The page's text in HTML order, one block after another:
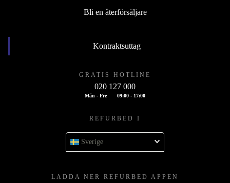
Bli en återförsäljare
Kontraktsuttag
GRATIS HOTLINE
020 127 000
Mån - Fre 09:00 - 17:00
REFURBED I
Sverige
LADDA NER REFURBED APPEN